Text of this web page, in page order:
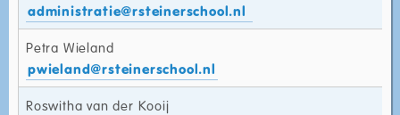
administratie@rsteinerschool.nl
Petra Wieland
pwieland@rsteinerschool.nl
Roswitha van der Kooij